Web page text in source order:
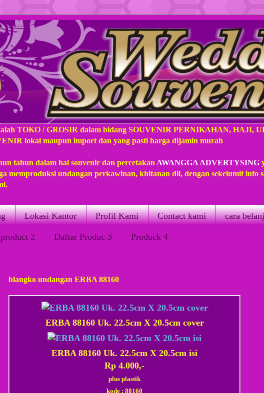
TOKO / GROSIR dalam bidang SOUVENIR PERNIKAHAN, HAJI,
lokal maupun import dan yang pasti harga dijamin murah
tahun dalam hal souvenir dan percetakan AWANGGA ADVERTYSING
memproduksi undangan perkawinan, khitanan dll, dengan sekelumit info
Lokasi Kantor Profil Kami Contact kami cara
2 Daftar Produc 3 Produck 4
blangko undangan ERBA 88160
ERBA 88160 Uk. 22.5cm X 20.5cm cover
ERBA 88160 Uk. 22.5cm X 20.5cm isi
Rp 4.000,-
plus plastik
kode : 88160